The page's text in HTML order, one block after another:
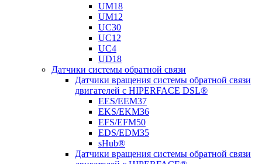
UM18
UM12
UC30
UC12
UC4
UD18
Датчики системы обратной связи
Датчики вращения системы обратной связи
двигателей с HIPERFACE DSL®
EES/EEM37
EKS/EKM36
EFS/EFM50
EDS/EDM35
sHub®
Датчики вращения системы обратной связи